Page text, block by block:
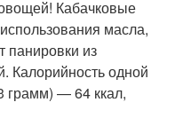
Кабачковые
масла,
панировки из
Калорийность одной
грамм) — 64 ккал,